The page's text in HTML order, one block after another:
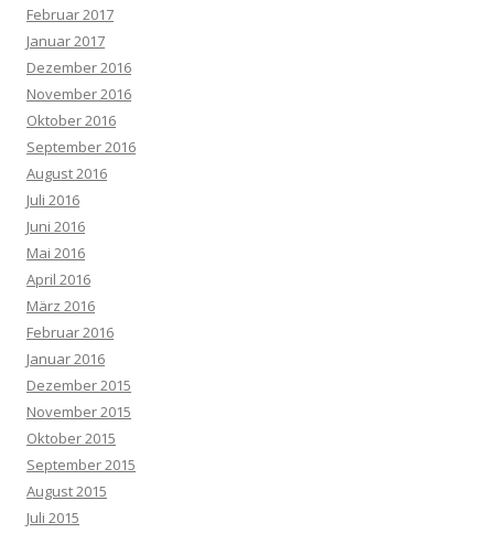
Februar 2017
Januar 2017
Dezember 2016
November 2016
Oktober 2016
September 2016
August 2016
Juli 2016
Juni 2016
Mai 2016
April 2016
März 2016
Februar 2016
Januar 2016
Dezember 2015
November 2015
Oktober 2015
September 2015
August 2015
Juli 2015